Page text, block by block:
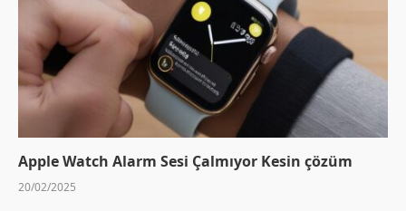
Apple Watch Alarm Sesi Çalmıyor Kesin çözüm
20/02/2025